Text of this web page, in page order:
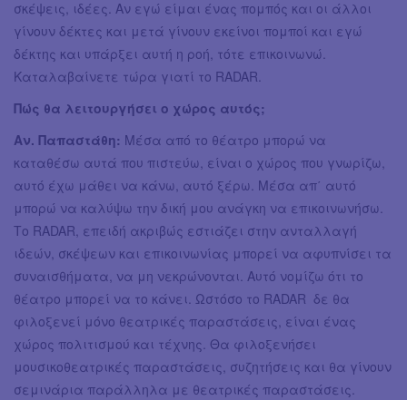
σκέψεις, ιδέες. Αν εγώ είμαι ένας πομπός και οι άλλοι
γίνουν δέκτες και μετά γίνουν εκείνοι πομποί και εγώ
δέκτης και υπάρξει αυτή η ροή, τότε επικοινωνώ.
Καταλαβαίνετε τώρα γιατί το RADAR.
Πώς θα λειτουργήσει ο χώρος αυτός;
Αν. Παπαστάθη: Μέσα από το θέατρο μπορώ να
καταθέσω αυτά που πιστεύω, είναι ο χώρος που γνωρίζω,
αυτό έχω μάθει να κάνω, αυτό ξέρω. Μέσα απ΄ αυτό
μπορώ να καλύψω την δική μου ανάγκη να επικοινωνήσω.
Το RADAR, επειδή ακριβώς εστιάζει στην ανταλλαγή
ιδεών, σκέψεων και επικοινωνίας μπορεί να αφυπνίσει τα
συναισθήματα, να μη νεκρώνονται. Αυτό νομίζω ότι το
θέατρο μπορεί να το κάνει. Ωστόσο το RADAR δε θα
φιλοξενεί μόνο θεατρικές παραστάσεις, είναι ένας
χώρος πολιτισμού και τέχνης. Θα φιλοξενήσει
μουσικοθεατρικές παραστάσεις, συζητήσεις και θα γίνουν
σεμινάρια παράλληλα με θεατρικές παραστάσεις.